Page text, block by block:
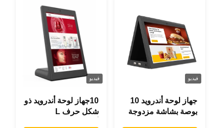
فيديو
جهاز لوحة أندرويد 10
بوصة بشاشة مزدوجة
فيديو
10جهاز لوحة أندرويد ذو
شكل حرف L